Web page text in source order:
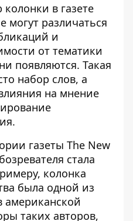
в газете
могут различаться
и
от тематики
появляются. Такая
набор слов, а
на мнение
газеты The New
стала
колонка
была одной из
американской
таких авторов,